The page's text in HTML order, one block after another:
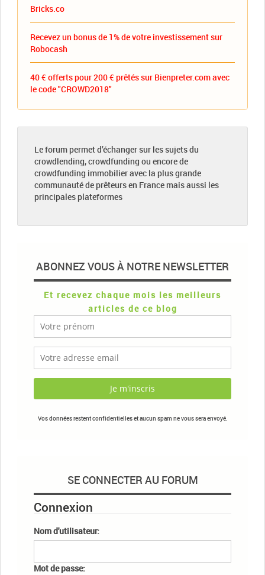
Bricks.co
Recevez un bonus de 1% de votre investissement sur
Robocash
40 € offerts pour 200 € prêtés sur Bienpreter.com avec
le code "CROWD2018"
Le forum permet d’échanger sur les sujets du
crowdlending, crowdfunding ou encore de
crowdfunding immobilier avec la plus grande
communauté de prêteurs en France mais aussi les
principales plateformes
ABONNEZ VOUS À NOTRE NEWSLETTER
Et recevez chaque mois les meilleurs
articles de ce blog
Vos données restent confidentielles et aucun spam ne vous sera envoyé.
SE CONNECTER AU FORUM
Connexion
Nom d'utilisateur:
Mot de passe: